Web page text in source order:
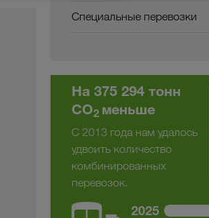
Специальные перевозки
На 375 294 тонн
CO2 меньше
С 2013 года нам удалось
удвоить количество
комбинированных
перевозок.
2025